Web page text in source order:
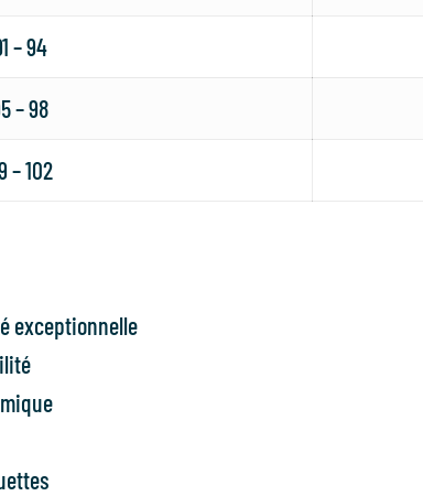
– 94
– 98
– 102
exceptionnelle